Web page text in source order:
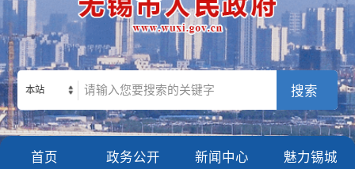
本站
首页 政务公开 新闻中心 魅力锡城